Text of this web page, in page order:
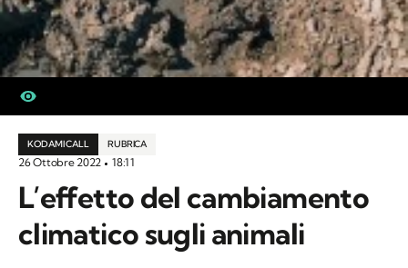
KODAMI CALL RUBRICA
26 Ottobre 2022 18:11
L’effetto del cambiamento
climatico sugli animali